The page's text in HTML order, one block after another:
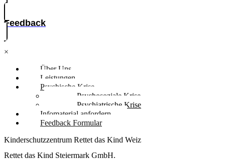
Feedback
×
Über Uns
Leistungen
Psychische Krise
Psychosoziale Krise
Psychiatrische Krise
Infomaterial anfordern
Feedback Formular
Kinderschutzzentrum Rettet das Kind Weiz
Rettet das Kind Steiermark GmbH.